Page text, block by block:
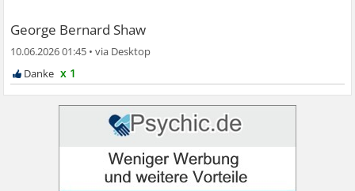
George Bernard Shaw
10.06.2026 01:45 •
x 1